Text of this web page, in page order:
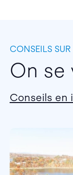
CONSEILS
On se
Conseils en